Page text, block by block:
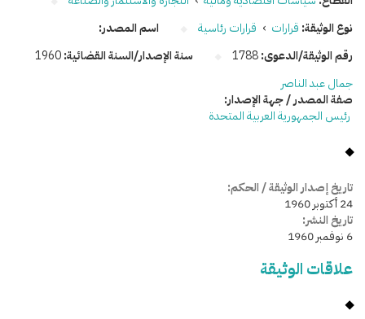
نوع الوثيقة: قرارات › قرارات رئاسية
رقم الوثيقة/الدعوى:1788 سنة الإصدار/السنة القضائية:1960
اسم المصدر:
جمال عبد الناصر
صفة المصدر / جهة الإصدار:
رئيس الجمهورية العربية المتحدة
تاريخ إصدار الوثيقة / الحكم:
24 أكتوبر 1960
تاريخ النشر:
6 نوفمبر 1960
علاقات الوثيقة